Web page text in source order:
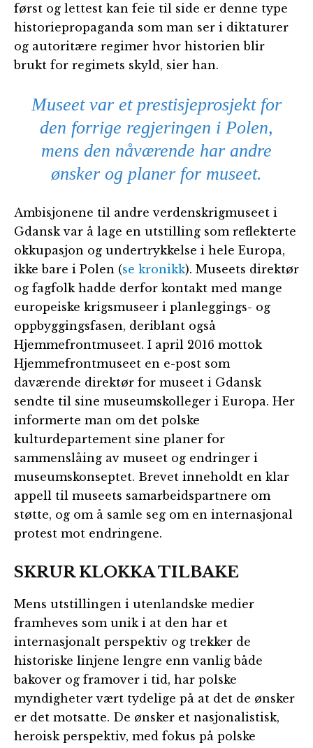
først og lettest kan feie til side er denne type
historiepropaganda som man ser i diktaturer
og autoritære regimer hvor historien blir
brukt for regimets skyld, sier han.
Museet var et prestisjeprosjekt for
den forrige regjeringen i Polen,
mens den nåværende har andre
ønsker og planer for museet.
Ambisjonene til andre verdenskrigmuseet i
Gdansk var å lage en utstilling som reflekterte
okkupasjon og undertrykkelse i hele Europa,
ikke bare i Polen (se kronikk). Museets direktør
og fagfolk hadde derfor kontakt med mange
europeiske krigsmuseer i planleggings- og
oppbyggingsfasen, deriblant også
Hjemmefrontmuseet. I april 2016 mottok
Hjemmefrontmuseet en e-post som
daværende direktør for museet i Gdansk
sendte til sine museumskolleger i Europa. Her
informerte man om det polske
kulturdepartement sine planer for
sammenslåing av museet og endringer i
museumskonseptet. Brevet inneholdt en klar
appell til museets samarbeidspartnere om
støtte, og om å samle seg om en internasjonal
protest mot endringene.
SKRUR KLOKKA TILBAKE
Mens utstillingen i utenlandske medier
framheves som unik i at den har et
internasjonalt perspektiv og trekker de
historiske linjene lengre enn vanlig både
bakover og framover i tid, har polske
myndigheter vært tydelige på at det de ønsker
er det motsatte. De ønsker et nasjonalistisk,
heroisk perspektiv, med fokus på polske